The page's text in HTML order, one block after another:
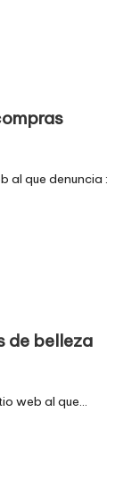
al que denuncia :
de belleza
web al que…